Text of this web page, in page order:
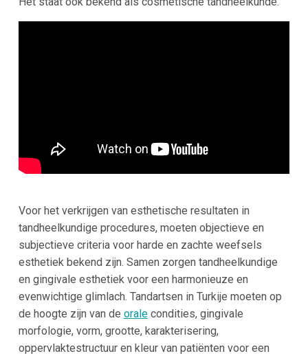
Voor het verkrijgen van esthetische resultaten in
tandheelkundige procedures, moeten objectieve en
subjectieve criteria voor harde en zachte weefsels
esthetiek bekend zijn. Samen zorgen tandheelkundige
en gingivale esthetiek voor een harmonieuze en
evenwichtige glimlach. Tandartsen in Turkije moeten op
de hoogte zijn van de oralecondities, gingivale
morfologie, vorm, grootte, karakterisering,
oppervlaktestructuur en kleur van patiënten voor een